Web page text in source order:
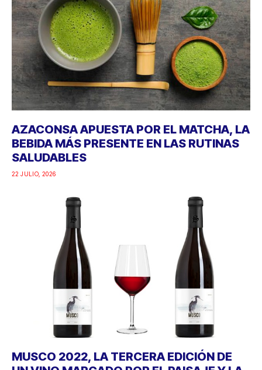
AZACONSA APUESTA POR EL MATCHA, LA
BEBIDA MÁS PRESENTE EN LAS RUTINAS
SALUDABLES
22 JULIO, 2026
MUSCO 2022, LA TERCERA EDICIÓN DE